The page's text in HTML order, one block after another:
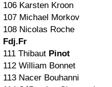
106 Karsten Kroon
107 Michael Morkov
108 Nicolas Roche
Fdj.Fr
111 Thibaut Pinot
112 William Bonnet
113 Nacer Bouhanni